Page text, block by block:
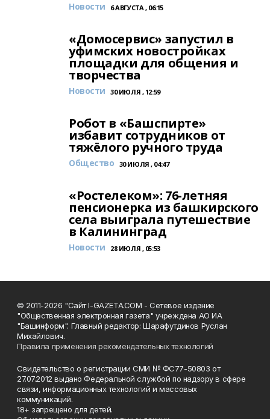
Новости 6 АВГУСТА , 06:15
«Домосервис» запустил в
уфимских новостройках
площадки для общения и
творчества
Новости 30 ИЮЛЯ , 12:59
Робот в «Башспирте»
избавит сотрудников от
тяжёлого ручного труда
Общество 30 ИЮЛЯ , 04:47
«Ростелеком»: 76-летняя
пенсионерка из башкирского
села выиграла путешествие
в Калининград
Новости 28 ИЮЛЯ , 05:53
© 2011-2026 "Сайт I-GAZETA.COM - Сетевое издание
"Общественная электронная газета" учреждена АО ИА
"Башинформ". Главный редактор: Шарафутдинов Руслан
Михайлович.
Правила применения рекомендательных технологий
Свидетельство о регистрации СМИ № ФС77-50803 от
27.07.2012 выдано Федеральной службой по надзору в сфере
связи, информационных технологий и массовых
коммуникаций.
18+ запрещено для детей.